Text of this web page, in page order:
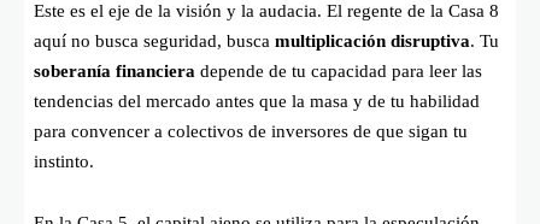
Este es el eje de la visión y la audacia. El regente de la Casa 8
aquí no busca seguridad, busca multiplicación disruptiva. Tu
soberanía financiera depende de tu capacidad para leer las
tendencias del mercado antes que la masa y de tu habilidad
para convencer a colectivos de inversores de que sigan tu
instinto.